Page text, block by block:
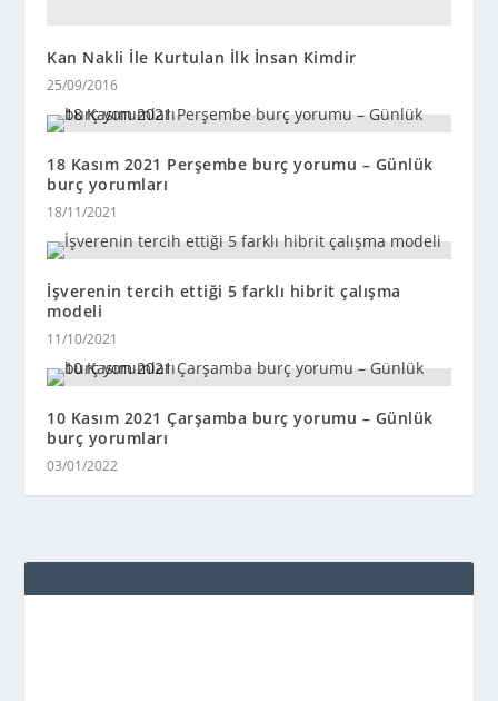
Kan Nakli İle Kurtulan İlk İnsan Kimdir
25/09/2016
18 Kasım 2021 Perşembe burç yorumu – Günlük
burç yorumları
18/11/2021
İşverenin tercih ettiği 5 farklı hibrit çalışma
modeli
11/10/2021
10 Kasım 2021 Çarşamba burç yorumu – Günlük
burç yorumları
03/01/2022